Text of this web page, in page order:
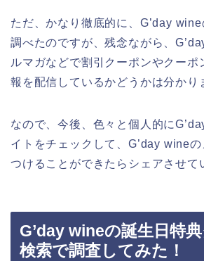
ただ、かなり徹底的に、G’day
調べたのですが、残念ながら、
ルマガなどで割引クーポンやクーポ
報を配信しているかどうかは分かり
なので、今後、色々と個人的に
イトをチェックして、G’day wine
つけることができたらシェアさせて
G’day wineの誕生日特
検索で調査してみた！